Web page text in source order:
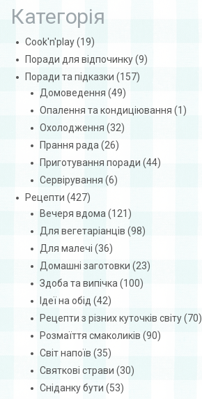
Категорія
Cook'n'play(19)
Поради для відпочинку(9)
Поради та підказки (157)
Домоведення (49)
Опалення та кондиціювання (1)
Охолодження (32)
Прання рада(26)
Приготування поради (44)
Сервірування (6)
Рецепти (427)
Вечеря вдома(121)
Для вегетаріанців (98)
Для малечі (36)
Домашні заготовки (23)
Здоба та випічка(100)
Ідеї на обід (42)
Рецепти з різних куточків світу(70)
Розмаїття смаколиків (90)
Світ напоїв (35)
Святкові страви (30)
Сніданку бути (53)